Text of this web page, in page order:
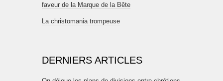
faveur de la Marque de la Bête
La christomania trompeuse
DERNIERS ARTICLES